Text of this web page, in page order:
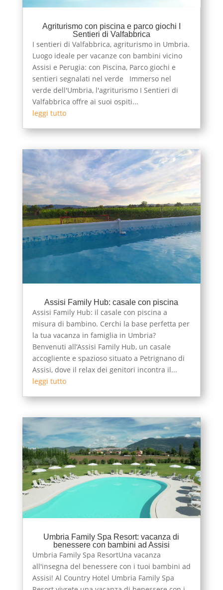
Agriturismo con piscina e parco giochi I
Sentieri di Valfabbrica
I sentieri di Valfabbrica, agriturismo in Umbria.
Luogo ideale per vacanze con bambini vicino
Assisi e Perugia: con Piscina, Parco giochi e
sentieri segnalati nel verde Immerso nel
verde dell'Umbria, l'agriturismo I Sentieri di
Valfabbrica offre ai suoi ospiti...
leggi tutto
Assisi Family Hub: casale con piscina
Assisi Family Hub: il casale con piscina a
misura di bambino. Cerchi la base perfetta per
la tua vacanza in famiglia in Umbria?
Benvenuti all’Assisi Family Hub, un casale
accogliente e spazioso situato a Petrignano di
Assisi, dove il relax dei genitori incontra il...
leggi tutto
Umbria Family Spa Resort: vacanza di
benessere con bambini ad Assisi
Umbria Family Spa ResortUna vacanza
all'insegna del benessere con i tuoi bambini ad
Assisi! Al Country Hotel Umbria Family Spa